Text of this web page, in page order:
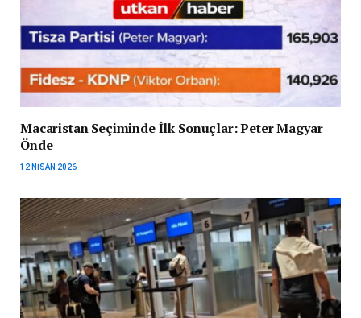
Macaristan Seçiminde İlk Sonuçlar: Peter Magyar
Önde
12 NISAN 2026